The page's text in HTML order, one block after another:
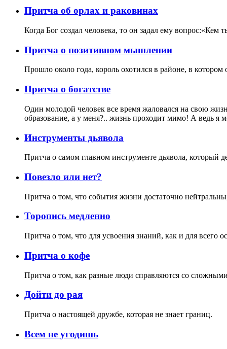
Притча об орлах и раковинах
Когда Бог создал человека, то он задал ему вопрос:«Кем
Притча о позитивном мышлении
Прошло около года, король охотился в районе, в
Притча о богатстве
Один молодой человек все время жаловался на свою
образование, а у меня?.. жизнь проходит мимо! А ведь я
Инструменты дьявола
Притча о самом главном инструменте дьявола, который
Повезло или нет?
Притча о том, что события жизни достаточно
Торопись медленно
Притча о том, что для усвоения знаний, как и для всего
Притча о кофе
Притча о том, как разные люди справляются со
Дойти до рая
Притча о настоящей дружбе, которая не знает границ.
Всем не угодишь